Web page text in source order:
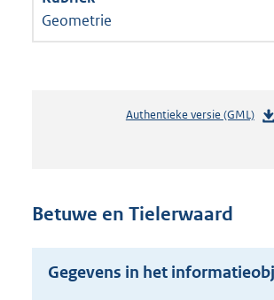
Geometrie
Authentieke versie (GML)b
s
r
Betuwe en Tielerwaard
Gegevens in het